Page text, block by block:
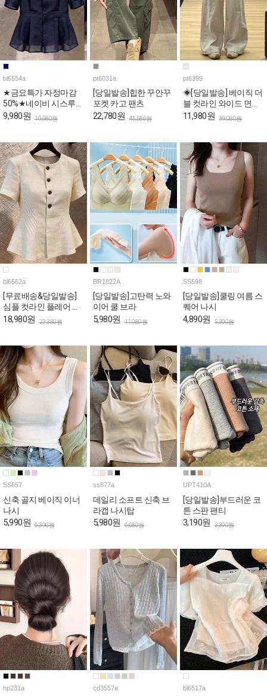
bl6554a
★금요특가 자정마감
50%★네이비 시스루
퍼프 페플럼 블라우스
9,980원 19,980원
pt6031a
[당일발송]힙한 꾸안꾸
포켓 카고 팬츠
22,780원 45,580원
pt6399
◈[당일발송] 베이직 더
블 컷라인 와이드 면바
지
11,980원 39,980원
bl6562a
[무료배송&당일발송]
심플 컷라인 플레어 반
팔 블라우스
18,980원 22,380원
BR1822A
[당일발송]고탄력 노와
이어 쿨 브라
5,980원 11,980원
SS598
[당일발송]쿨링 여름 스
퀘어 나시
4,890원 5,390원
SS657
신축 골지 베이직 이너
나시
5,990원 6,390원
ss877a
데일리 소프트 신축 브
라캡 나시탑
5,980원 6,680원
UPT410A
[당일발송]부드러운 코
튼 스판 팬티
3,190원 3,390원
hp231a cd3557a bl6517a